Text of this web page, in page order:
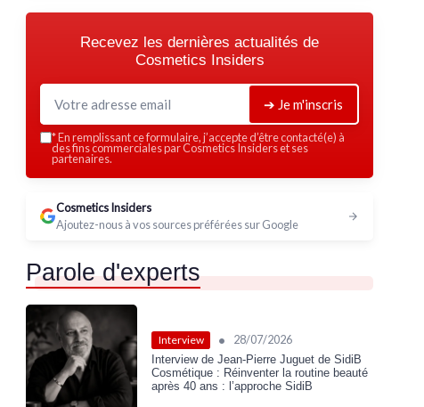
Recevez les dernières actualités de
Cosmetics Insiders
➔ Je m'inscris
*En remplissant ce formulaire, j’accepte d’être contacté(e) à
des fins commerciales par Cosmetics Insiders et ses
partenaires.
Cosmetics Insiders
Ajoutez-nous à vos sources préférées sur Google
Parole d'experts
Interview • 28/07/2026
Interview de Jean-Pierre Juguet de SidiB
Cosmétique : Réinventer la routine beauté
après 40 ans : l’approche SidiB